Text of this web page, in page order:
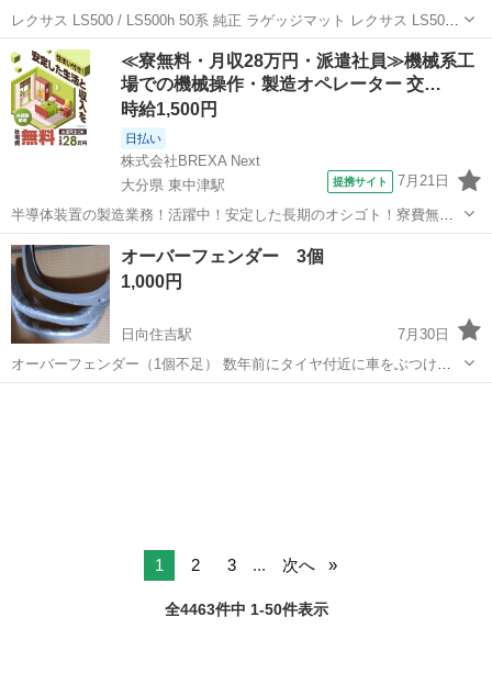
レクサス LS500 / LS500h 50系 純正 ラゲッジマット レクサス LS50系
純正ラゲッジマットです。 ほとんど使用しておらず、非常にきれいな
状態です。 目立つ汚れや傷、破れもなく、美品です。 純正品なら...
宮崎 宮崎市 宮崎空港駅 内装、インテリア
≪寮無料・月収28万円・派遣社員≫機械系工
場での機械操作・製造オペレーター 交…
時給1,500円
日払い
株式会社BREXA Next
大分県 東中津駅
提携サイト 7月21日
半導体装置の製造業務！活躍中！安定した長期のオシゴト！寮費無料
★赴任旅費会社負担◎20代～40代の男性活躍中★未経験活躍中！高時
給1,500円！《大分県中津市》 人気の工場のお仕事 ◇半導体装置内部
のシート製造◇ ＊クリー...
大分 中津市 その他
オーバーフェンダー 3個
1,000円
日向住吉駅
7月30日
オーバーフェンダー（1個不足） 数年前にタイヤ付近に車をぶつけて
しまい、1個だけパーツの交換をする際、修理工場から4個セットでの
1 2 3 ... 次へ
全4463件中 1-50件表示